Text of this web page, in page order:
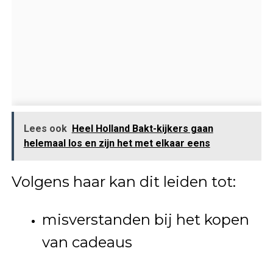
Lees ook Heel Holland Bakt-kijkers gaan
helemaal los en zijn het met elkaar eens
Volgens haar kan dit leiden tot:
misverstanden bij het kopen
van cadeaus